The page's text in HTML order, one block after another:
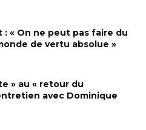
: « On ne peut pas faire du
de vertu absolue »
» au « retour du
avec Dominique